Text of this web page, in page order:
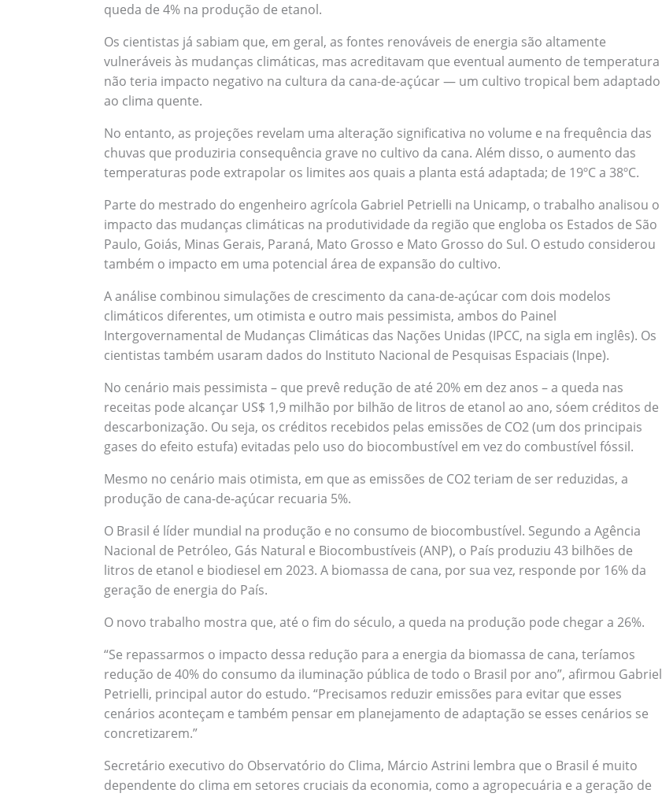
queda de 4% na produção de etanol.
Os cientistas já sabiam que, em geral, as fontes renováveis de energia são altamente
vulneráveis às mudanças climáticas, mas acreditavam que eventual aumento de temperatura
não teria impacto negativo na cultura da cana-de-açúcar — um cultivo tropical bem adaptado
ao clima quente.
No entanto, as projeções revelam uma alteração significativa no volume e na frequência das
chuvas que produziria consequência grave no cultivo da cana. Além disso, o aumento das
temperaturas pode extrapolar os limites aos quais a planta está adaptada; de 19ºC a 38ºC.
Parte do mestrado do engenheiro agrícola Gabriel Petrielli na Unicamp, o trabalho analisou o
impacto das mudanças climáticas na produtividade da região que engloba os Estados de São
Paulo, Goiás, Minas Gerais, Paraná, Mato Grosso e Mato Grosso do Sul. O estudo considerou
também o impacto em uma potencial área de expansão do cultivo.
A análise combinou simulações de crescimento da cana-de-açúcar com dois modelos
climáticos diferentes, um otimista e outro mais pessimista, ambos do Painel
Intergovernamental de Mudanças Climáticas das Nações Unidas (IPCC, na sigla em inglês). Os
cientistas também usaram dados do Instituto Nacional de Pesquisas Espaciais (Inpe).
No cenário mais pessimista – que prevê redução de até 20% em dez anos – a queda nas
receitas pode alcançar US$ 1,9 milhão por bilhão de litros de etanol ao ano, sóem créditos de
descarbonização. Ou seja, os créditos recebidos pelas emissões de CO2 (um dos principais
gases do efeito estufa) evitadas pelo uso do biocombustível em vez do combustível fóssil.
Mesmo no cenário mais otimista, em que as emissões de CO2 teriam de ser reduzidas, a
produção de cana-de-açúcar recuaria 5%.
O Brasil é líder mundial na produção e no consumo de biocombustível. Segundo a Agência
Nacional de Petróleo, Gás Natural e Biocombustíveis (ANP), o País produziu 43 bilhões de
litros de etanol e biodiesel em 2023. A biomassa de cana, por sua vez, responde por 16% da
geração de energia do País.
O novo trabalho mostra que, até o fim do século, a queda na produção pode chegar a 26%.
“Se repassarmos o impacto dessa redução para a energia da biomassa de cana, teríamos
redução de 40% do consumo da iluminação pública de todo o Brasil por ano”, afirmou Gabriel
Petrielli, principal autor do estudo. “Precisamos reduzir emissões para evitar que esses
cenários aconteçam e também pensar em planejamento de adaptação se esses cenários se
concretizarem.”
Secretário executivo do Observatório do Clima, Márcio Astrini lembra que o Brasil é muito
dependente do clima em setores cruciais da economia, como a agropecuária e a geração de